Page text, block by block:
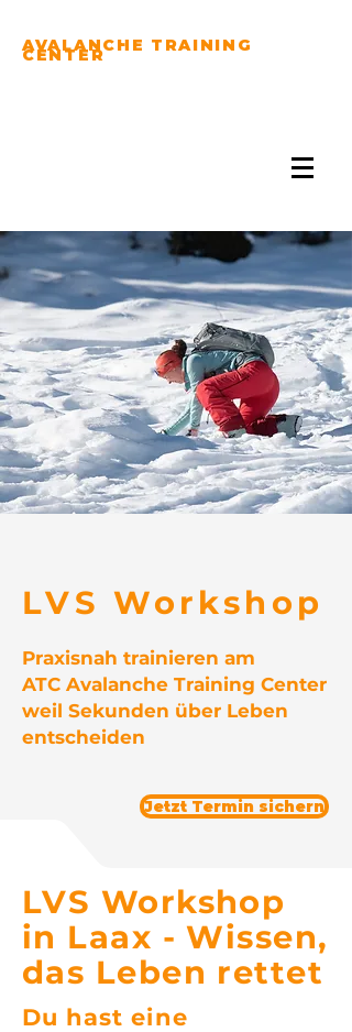
AVALANCHE TRAINING
CENTER
LVS Workshop
Praxisnah trainieren am
ATC Avalanche Training Center
weil Sekunden über Leben
entscheiden
Jetzt Termin sichern
LVS Workshop
in Laax - Wissen,
das Leben rettet
Du hast eine